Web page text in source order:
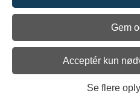
Gem
Acceptér kun
Se flere
Forskibet: Vi opfatter os i
tager vare på hinanden uden at